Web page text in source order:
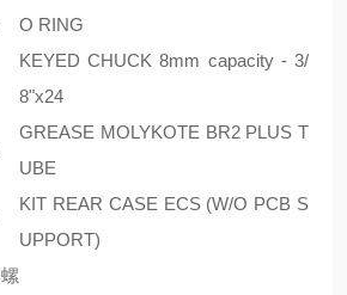
O RING
KEYED CHUCK 8mm capacity - 3/
8"x24
GREASE MOLYKOTE BR2 PLUS T
UBE
KIT REAR CASE ECS (W/O PCB S
UPPORT)